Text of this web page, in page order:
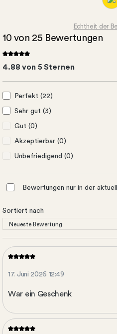
Echtheit der
10 von 25 Bewertungen
4.88 von 5 Sternen
Perfekt (22)
Sehr gut (3)
Gut (0)
Akzeptierbar (0)
Unbefriedigend (0)
Bewertungen nur in der
Sortiert nach
17. Juni 2026 12:49
War ein Geschenk